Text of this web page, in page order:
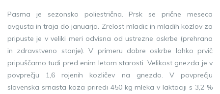
Pasma je sezonsko poliestrična. Prsk se prične meseca
avgusta in traja do januarja. Zrelost mladic in mladih kozlov za
pripuste je v veliki meri odvisna od ustrezne oskrbe (prehrana
in zdravstveno stanje). V primeru dobre oskrbe lahko prvič
pripuščamo tudi pred enim letom starosti. Velikost gnezda je v
povprečju 1,6 rojenih kozličev na gnezdo. V povprečju
slovenska srnasta koza priredi 450 kg mleka v laktaciji s 3,2 %